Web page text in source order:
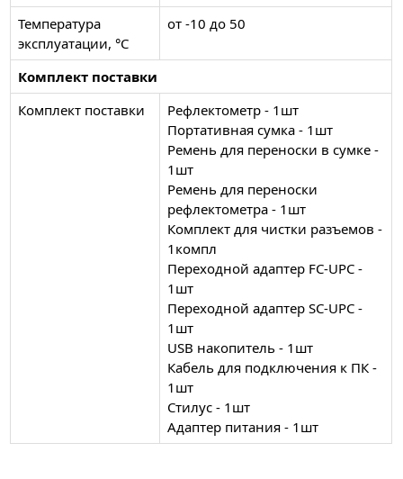
Температура
эксплуатации, °C
от -10 до 50
Комплект поставки
Комплект поставки
Рефлектометр - 1шт
Портативная сумка - 1шт
Ремень для переноски в сумке -
1шт
Ремень для переноски
рефлектометра - 1шт
Комплект для чистки разъемов -
1компл
Переходной адаптер FC-UPC -
1шт
Переходной адаптер SC-UPC -
1шт
USB накопитель - 1шт
Кабель для подключения к ПК -
1шт
Стилус - 1шт
Адаптер питания - 1шт